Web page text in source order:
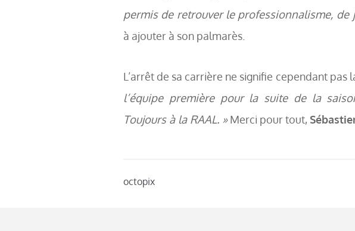
octopix
permis de retrouver le professionnalisme,
à ajouter à son palmarès.
L’arrêt de sa carrière ne signifie cependant pas
l’équipe première pour la suite de la
Toujours à la RAAL. »Merci pour tout,